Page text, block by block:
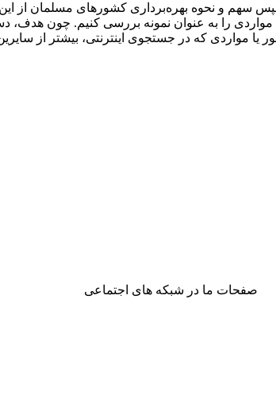
سهم و نحوه بهره‌برداری کشورهای مسلمان
مواردی را به عنوان نمونه بررسی کنیم. چون
مواردی که در جستجوی اینترنتی، بیشتر از
صفحات ما در شبکه های اجتماعی